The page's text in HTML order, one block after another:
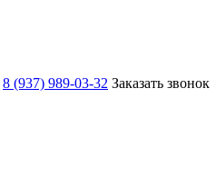
8 (937) 989-03-32 Заказать звонок